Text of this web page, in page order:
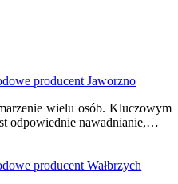
producent Jaworzno
wielu osób. Kluczowym
odpowiednie nawadnianie,…
producent Wałbrzych